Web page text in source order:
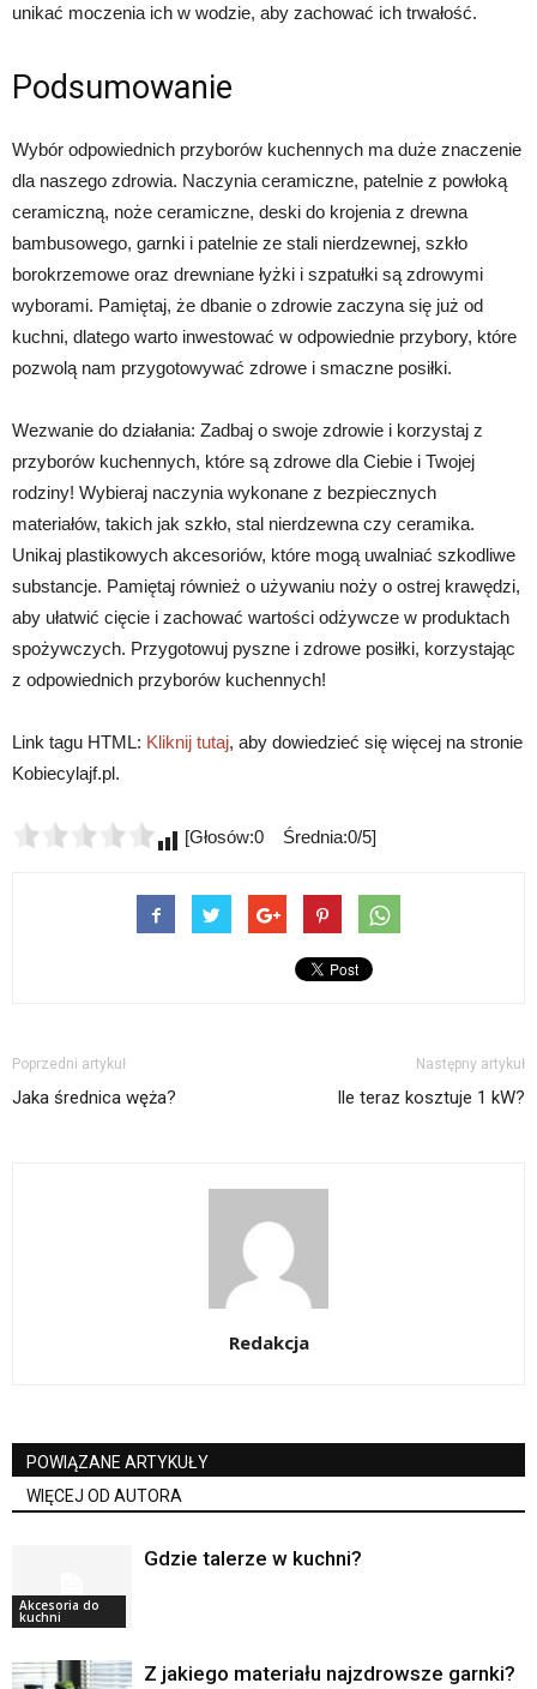
unikać moczenia ich w wodzie, aby zachować ich trwałość.
Podsumowanie
Wybór odpowiednich przyborów kuchennych ma duże znaczenie
dla naszego zdrowia. Naczynia ceramiczne, patelnie z powłoką
ceramiczną, noże ceramiczne, deski do krojenia z drewna
bambusowego, garnki i patelnie ze stali nierdzewnej, szkło
borokrzemowe oraz drewniane łyżki i szpatułki są zdrowymi
wyborami. Pamiętaj, że dbanie o zdrowie zaczyna się już od
kuchni, dlatego warto inwestować w odpowiednie przybory, które
pozwolą nam przygotowywać zdrowe i smaczne posiłki.
Wezwanie do działania: Zadbaj o swoje zdrowie i korzystaj z
przyborów kuchennych, które są zdrowe dla Ciebie i Twojej
rodziny! Wybieraj naczynia wykonane z bezpiecznych
materiałów, takich jak szkło, stal nierdzewna czy ceramika.
Unikaj plastikowych akcesoriów, które mogą uwalniać szkodliwe
substancje. Pamiętaj również o używaniu noży o ostrej krawędzi,
aby ułatwić cięcie i zachować wartości odżywcze w produktach
spożywczych. Przygotowuj pyszne i zdrowe posiłki, korzystając
z odpowiednich przyborów kuchennych!
Link tagu HTML: Kliknij tutaj, aby dowiedzieć się więcej na stronie
Kobiecylajf.pl.
[Głosów:0 Średnia:0/5]
Poprzedni artykuł
Jaka średnica węża?
Następny artykuł
Ile teraz kosztuje 1 kW?
Redakcja
POWIĄZANE ARTYKUŁY
WIĘCEJ OD AUTORA
Akcesoria do
kuchni
Gdzie talerze w kuchni?
Z jakiego materiału najzdrowsze garnki?